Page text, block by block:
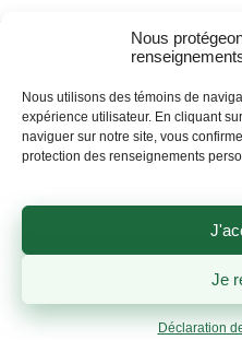
Nous
Nous utilisons des témoins de
expérience utilisateur. En cliquant
naviguer sur notre site, vous
protection des renseignements
Je
Déclaration